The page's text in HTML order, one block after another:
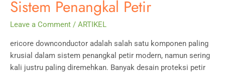
Sistem Penangkal Petir
Leave a Comment / ARTIKEL
ericore downconductor adalah salah satu komponen paling
krusial dalam sistem penangkal petir modern, namun sering
kali justru paling diremehkan. Banyak desain proteksi petir